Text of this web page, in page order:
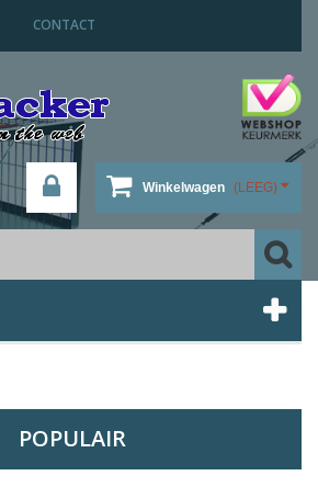
CONTACT
Winkelwagen (LEEG)
POPULAIR